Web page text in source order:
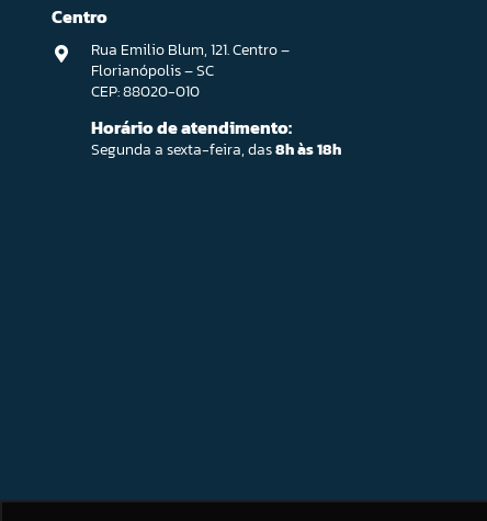
Centro
Rua Emilio Blum, 121. Centro –
Florianópolis – SC
CEP: 88020-010
Horário de atendimento:
Segunda a sexta-feira, das8h às 18h